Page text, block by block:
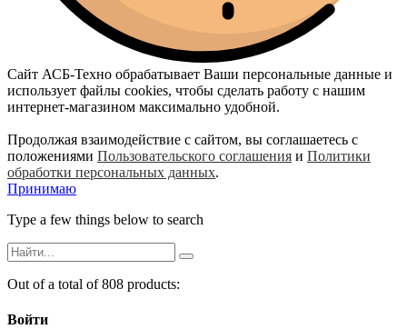
Сайт АСБ-Техно обрабатывает Ваши персональные данные и
использует файлы cookies, чтобы сделать работу с нашим
интернет-магазином максимально удобной.
Продолжая взаимодействие с сайтом, вы соглашаетесь с
положениями Пользовательского соглашения и Политики
обработки персональных данных.
Принимаю
Type a few things below to search
Out of a total of 808 products:
Войти